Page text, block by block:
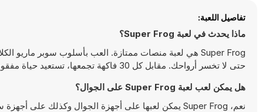
تفاصيل اللعبة:
ماذا يحدث في لعبة Super Frog؟
حتى لا تخسر أرواحك. مقابل كل 30 فاكهة تجمعها، تستعيد حياة مفقودة. استمتع بلعب لعبة المنصات الممتعة هذه هنا على Y8.com!
هل يمكن لعب لعبة Super Frog على الجوال؟
نعم، Super Frog يمكن لعبها على أجهزة الجوال وكذلك على أجهزة سطح المكتب. يمكن تشغيلها مباشرة على المتصفح ولا تتطلب أية تحميلات